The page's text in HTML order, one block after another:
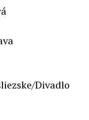
Divadlo